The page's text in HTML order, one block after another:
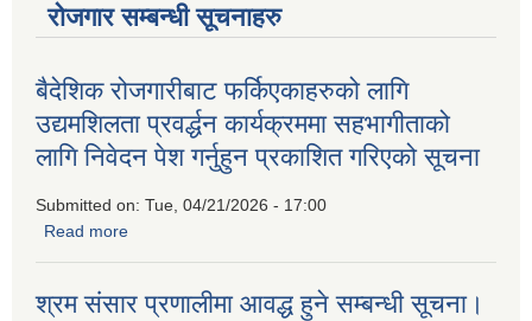
रोजगार सम्बन्धी सूचनाहरु
बैदेशिक रोजगारीबाट फर्किएकाहरुको लागि
उद्यमशिलता प्रवर्द्धन कार्यक्रममा सहभागीताको
लागि निवेदन पेश गर्नुहुन प्रकाशित गरिएको सूचना
Submitted on: Tue, 04/21/2026 - 17:00
Read more
श्रम संसार प्रणालीमा आवद्ध हुने सम्बन्धी सूचना।